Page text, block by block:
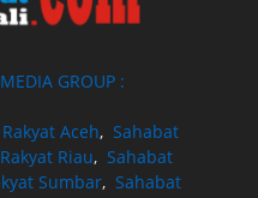
GROUP :
Aceh, Sahabat
Riau, Sahabat
Sumbar,Sahabat